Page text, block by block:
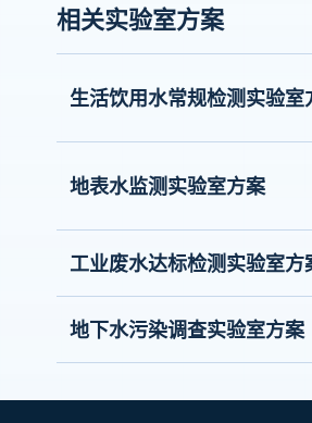
相关实验室方案
生活饮用水常规检测实验室
地表水监测实验室方案
工业废水达标检测实验室方
地下水污染调查实验室方案